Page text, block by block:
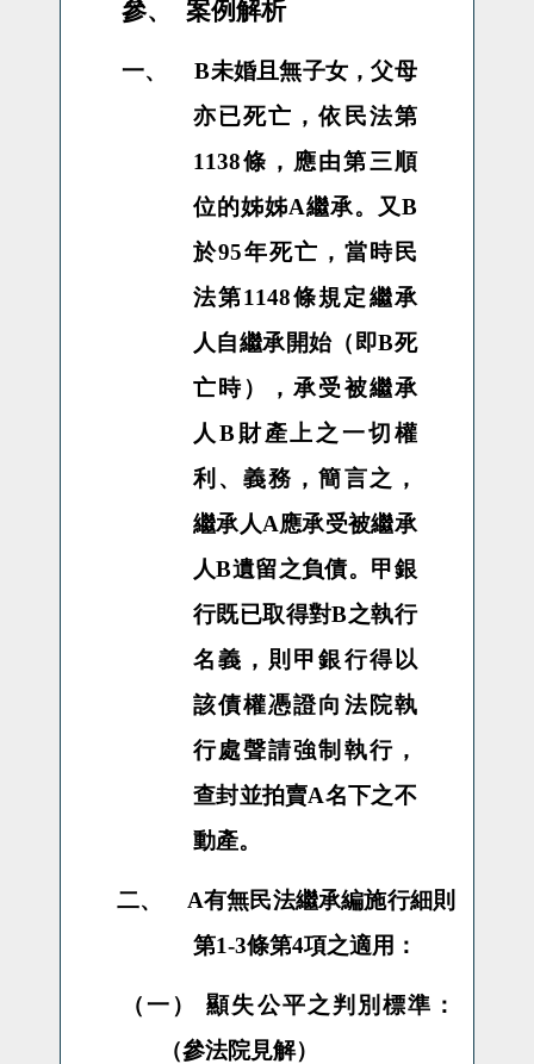
參、 案例解析
一、 B未婚且無子女，父母
亦已死亡，依民法第
1138條，應由第三順
位的姊姊A繼承。又B
於95年死亡，當時民
法第1148條規定繼承
人自繼承開始（即B死
亡時），承受被繼承
人 B財產上之一切權
利、義務，簡言之，
繼承人A應承受被繼承
人B遺留之負債。甲銀
行既已取得對B之執行
名義，則甲銀行得以
該債權憑證向法院執
行處聲請強制執行，
查封並拍賣A名下之不
動產。
二、 A有無民法繼承編施行細則
第1-3條第4項之適用：
（一）
顯失公平之判別標準：
（參法院見解）